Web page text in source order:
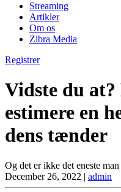
Streaming
Artikler
Om os
Zibra Media
Registrer
Vidste du
estimere en
dens tænder
Og det er ikke det eneste
December 26, 2022 | admin